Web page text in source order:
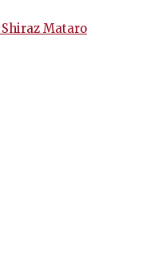
Shiraz Mataro